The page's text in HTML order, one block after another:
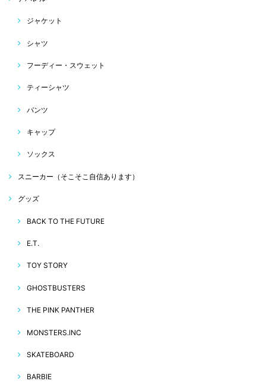
ジャケット
シャツ
フーディー・スウェット
ティーシャツ
パンツ
キャップ
ソックス
スニーカー（そこそこ自信あります）
グッズ
BACK TO THE FUTURE
E.T.
TOY STORY
GHOSTBUSTERS
THE PINK PANTHER
MONSTERS.INC
SKATEBOARD
BARBIE